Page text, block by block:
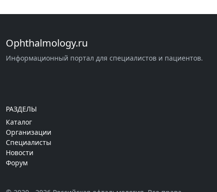
Ophthalmology.ru
Информационный портал для специалистов и пациентов.
РАЗДЕЛЫ
Каталог
Организации
Специалисты
Новости
Форум